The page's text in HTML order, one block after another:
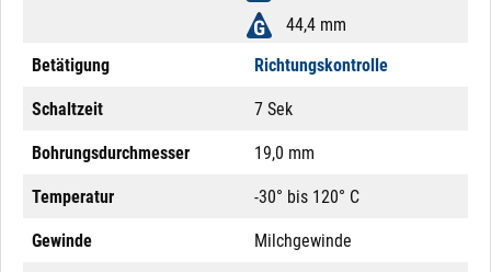
44,4 mm
Betätigung
Richtungskontrolle
Schaltzeit 7 Sek
Bohrungsdurchmesser 19,0 mm
Temperatur -30° bis 120° C
Gewinde Milchgewinde